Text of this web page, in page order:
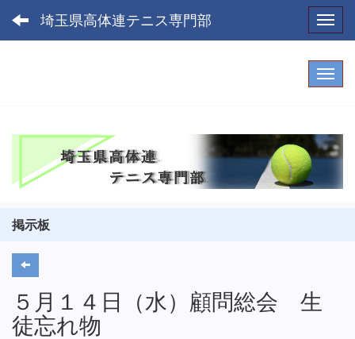
埼玉県高体連テニス専門部
掲示板
５月１４日（水）顧問総会 生
徒忘れ物